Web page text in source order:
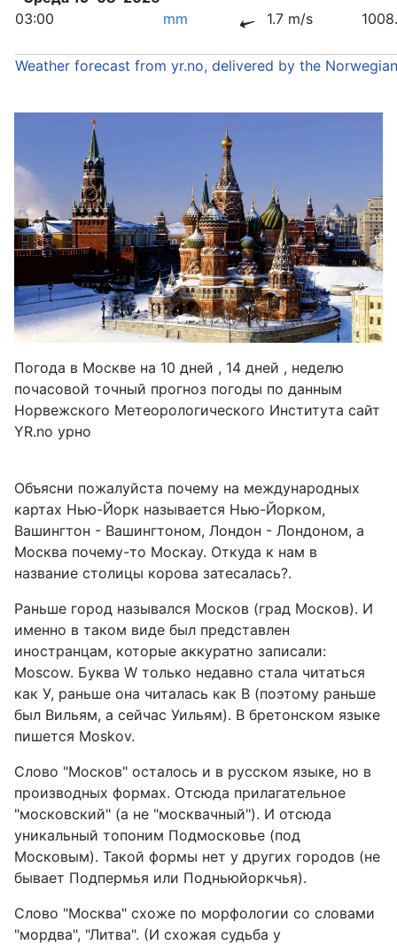
03:00
mm 1.7 m/s
Weather forecast from yr.no, delivered by the
Погода в Москве на 10 дней , 14 дней , неделю
почасовой точный прогноз погоды по данным
Норвежского Метеорологического Института сайт
YR.no урно
Объясни пожалуйста почему на международных
картах Нью-Йорк называется Нью-Йорком,
Вашингтон - Вашингтоном, Лондон - Лондоном, а
Москва почему-то Москау. Откуда к нам в
название столицы корова затесалась?.
Раньше город назывался Москов (град Москов). И
именно в таком виде был представлен
иностранцам, которые аккуратно записали:
Moscow. Буква W только недавно стала читаться
как У, раньше она читалась как В (поэтому раньше
был Вильям, а сейчас Уильям). В бретонском языке
пишется Moskov.
Слово "Москов" осталось и в русском языке, но в
производных формах. Отсюда прилагательное
"московский" (а не "москвачный"). И отсюда
уникальный топоним Подмосковье (под
Московым). Такой формы нет у других городов (не
бывает Подпермья или Подньюйоркчья).
Слово "Москва" схоже по морфологии со словами
"мордва", "Литва". (И схожая судьба у